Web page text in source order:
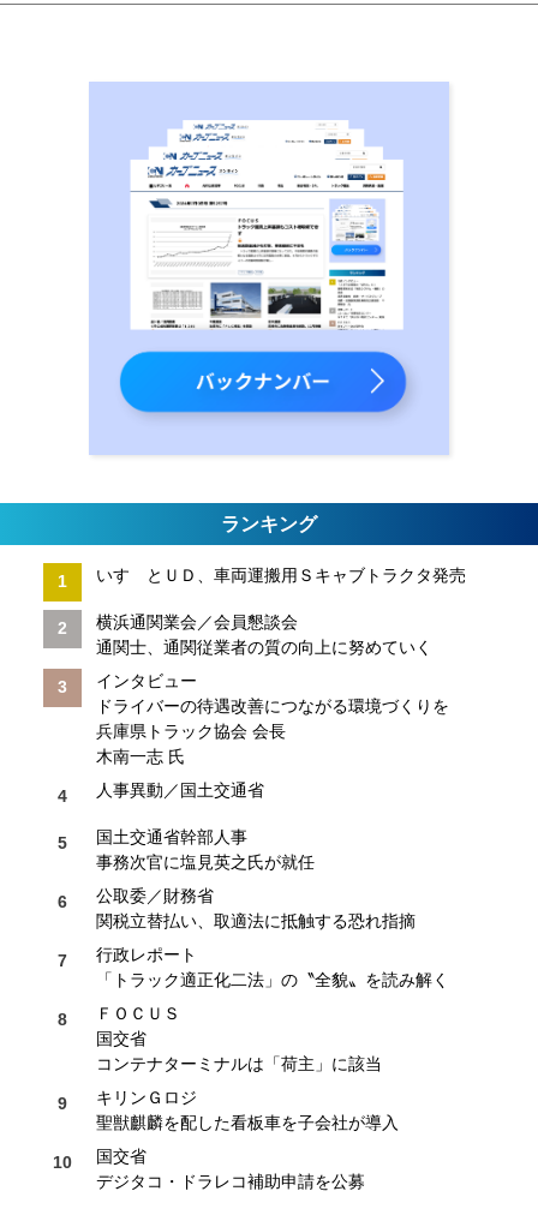
ランキング
いすゞとＵＤ、車両運搬用Ｓキャブトラクタ発売
横浜通関業会／会員懇談会
通関士、通関従業者の質の向上に努めていく
インタビュー
ドライバーの待遇改善につながる環境づくりを
兵庫県トラック協会 会長
木南一志 氏
人事異動／国土交通省
国土交通省幹部人事
事務次官に塩見英之氏が就任
公取委／財務省
関税立替払い、取適法に抵触する恐れ指摘
行政レポート
「トラック適正化二法」の〝全貌〟を読み解く
ＦＯＣＵＳ
国交省
コンテナターミナルは「荷主」に該当
キリンＧロジ
聖獣麒麟を配した看板車を子会社が導入
国交省
デジタコ・ドラレコ補助申請を公募